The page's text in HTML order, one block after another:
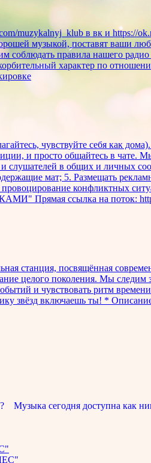
muzykalnyj_klub в вк и https://
музыкой, поставят ваши
правила нашего радио
характер по
чувствуйте себя как
и просто общайтесь в
слушателей в общих и личных
мат; 5. Размещать
провоцирование
Прямая ссылка на поток:
станция, посвящённая
целого поколения. Мы
и чувствовать ритм
звёзд включаешь ты! *
Музыка сегодня доступна как